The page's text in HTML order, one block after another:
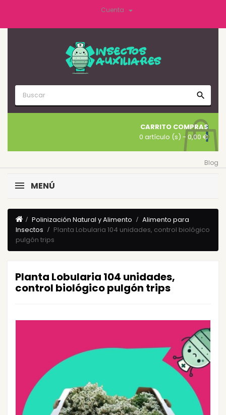
Cuenta 
search
CARRITO COMPRAS
0 artículo (s) - 0,00 €
Blog
MENÚ
Polinización Natural y Alimento
Alimento para
Insectos
Planta Lobularia 104 unidades, control biológico
pulgón trips
Planta Lobularia 104 unidades,
control biológico pulgón trips